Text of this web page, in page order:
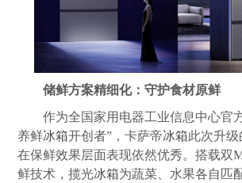
储鲜方案精细化：守护食材原鲜
作为全国家用电器工业信息中心官
养鲜冰箱开创者”，卡萨帝冰箱此次升
在保鲜效果层面表现依然优秀。搭载双
鲜技术，揽光冰箱为蔬菜、水果各自匹